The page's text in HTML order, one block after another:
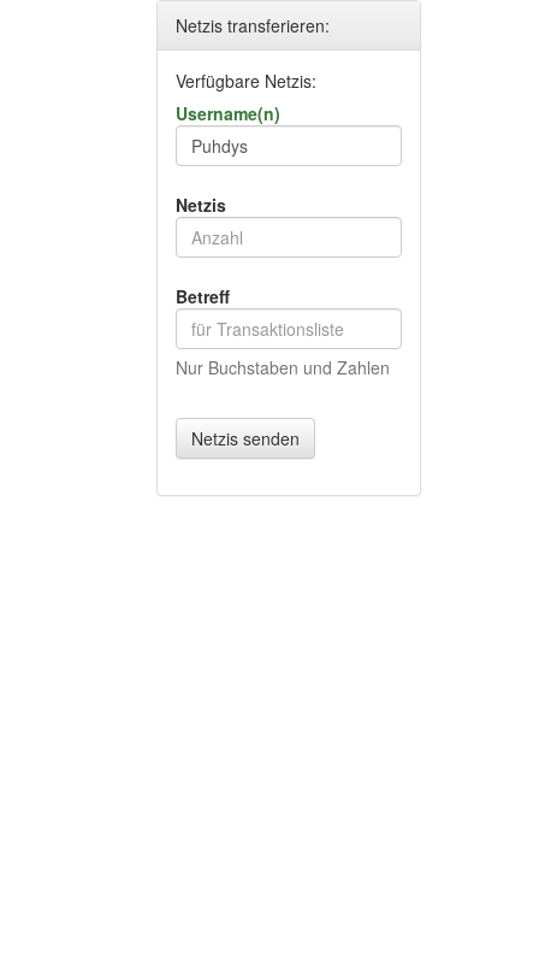
Netzis transferieren:
Verfügbare Netzis:
Username(n)
Netzis
Betreff
Nur Buchstaben und Zahlen